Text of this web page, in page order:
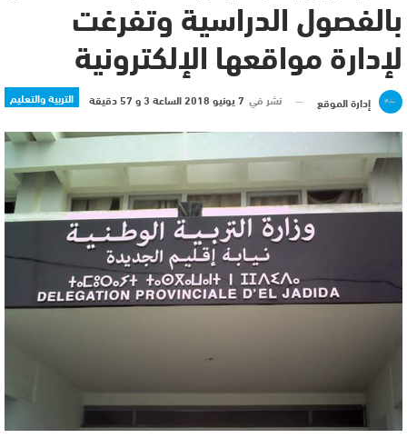
بالفصول الدراسية وتفرغت
لإدارة مواقعها الإلكترونية
التربية والتعليم إدارة الموقع نشر في 7 يونيو 2018 الساعة 3 و 57 دقيقة